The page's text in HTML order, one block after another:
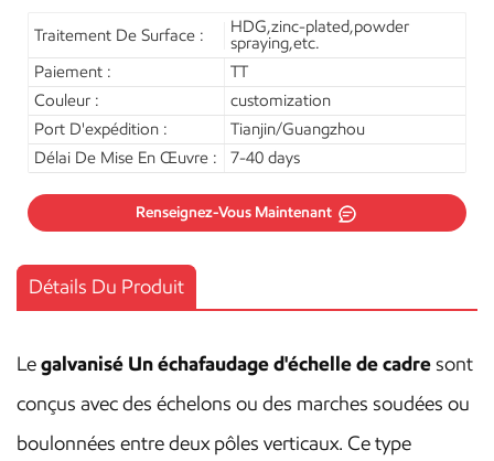
Traitement De Surface :
HDG,zinc-plated,powder
spraying,etc.
Paiement :
TT
Couleur :
customization
Port D'expédition :
Tianjin/Guangzhou
Délai De Mise En Œuvre :
7-40 days
Renseignez-Vous Maintenant
Détails Du Produit
Legalvanisé Un échafaudage d'échelle de cadresont
conçus avec des échelons ou des marches soudées ou
boulonnées entre deux pôles verticaux. Ce type